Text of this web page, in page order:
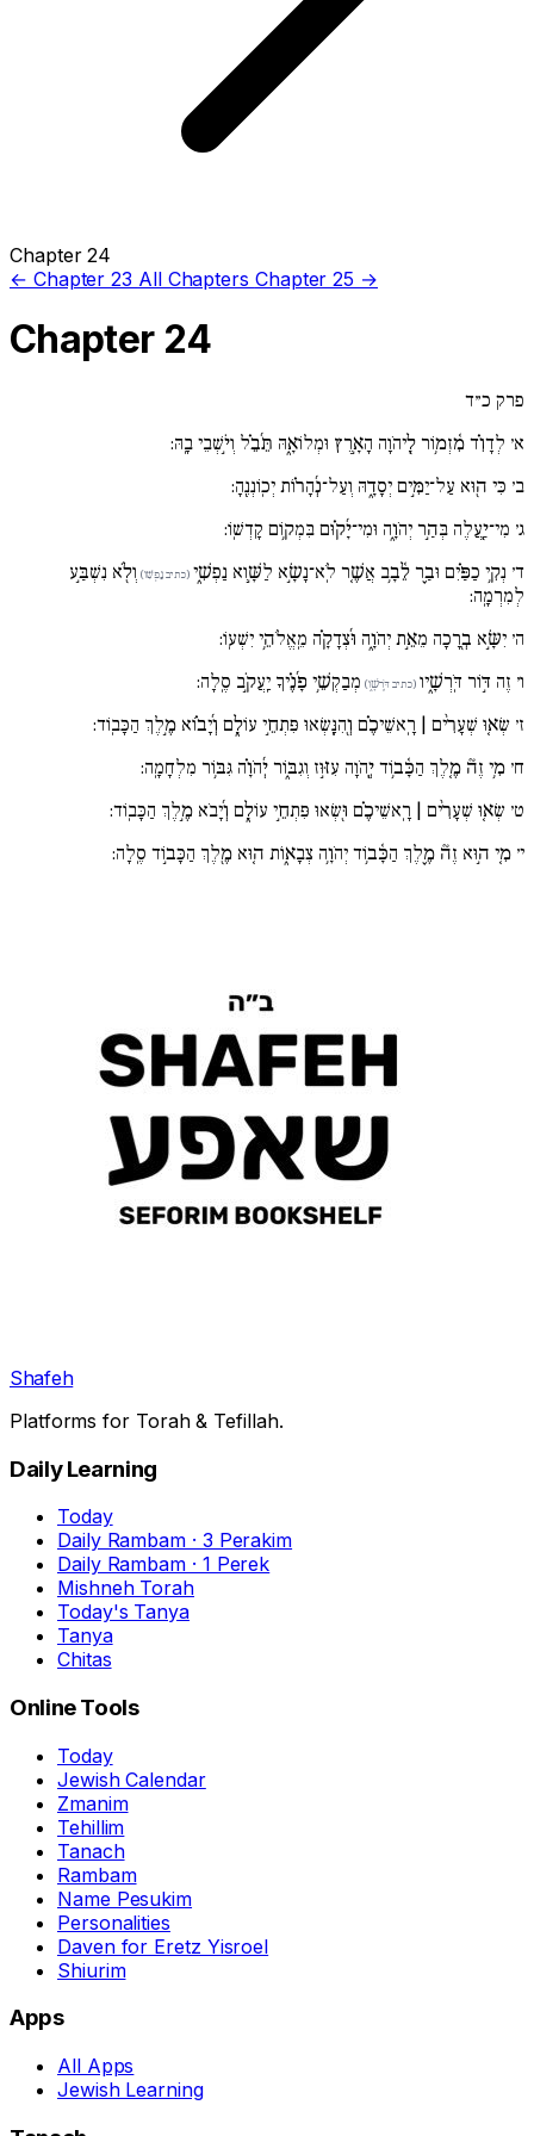
Chapter 24
← Chapter 23 All Chapters Chapter 25 →
Chapter 24
פרק כ״ד
א׳ לְדָוִ֗ד מִ֫זְמ֥וֹר לַֽ֖יהֹוָה הָאָ֣רֶץ וּמְלוֹאָ֑הּ תֵּ֜בֵ֗ל וְיֹ֣שְׁבֵי בָֽהּ:
ב׳ כִּי ה֖וּא עַל־יַמִּ֣ים יְסָדָ֑הּ וְעַל־נְ֜הָר֗וֹת יְכֽוֹנְנֶֽהָ:
ג׳ מִי־יַֽ֖עֲלֶה בְּהַ֣ר יְהֹוָ֑ה וּמִי־יָ֜ק֗וּם בִּמְק֥וֹם קָדְשֽׁוֹ:
ד׳ נְקִ֥י כַפַּ֗יִם וּבַ֪ר לֵ֫בָ֥ב אֲשֶׁ֚ר לֹֽא־נָשָׂ֣א לַשָּׁ֣וְא נַפְשִׁ֑י (כתיב נַפְשִׁו) וְלֹ֖א נִשְׁבַּ֣ע
לְמִרְמָֽה:
ה׳ יִשָּׂ֣א בְ֖רָכָה מֵאֵ֣ת יְהֹוָ֑ה וּ֜צְדָקָ֗ה מֵֽאֱלֹהֵ֥י יִשְׁעֽוֹ:
ו׳ זֶה דּ֣וֹר דֹּֽרְשָׁ֑יו (כתיב דֹּֽרְשָׁ֑ו) מְבַקְשֵׁ֥י פָ֜נֶ֗יךָ יַֽעֲקֹ֣ב סֶֽלָה:
ז׳ שְׂא֚וּ שְׁעָרִ֨ים | רָֽאשֵׁיכֶ֗ם וְ֖הִנָּֽשְׂאוּ פִּתְחֵ֣י עוֹלָ֑ם וְ֜יָב֗וֹא מֶ֣לֶךְ הַכָּבֽוֹד:
ח׳ מִ֥י זֶה֘ מֶ֚לֶךְ הַכָּ֫ב֥וֹד יְֽ֖הֹוָה עִזּ֣וּז וְגִבּ֑וֹר יְ֜הֹוָ֗ה גִּבּ֥וֹר מִלְחָמָֽה:
ט׳ שְׂא֚וּ שְׁעָרִ֨ים | רָֽאשֵׁיכֶ֗ם וּ֖שְׂאוּ פִּתְחֵ֣י עוֹלָ֑ם וְ֜יָבֹא מֶ֣לֶךְ הַכָּבֽוֹד:
י׳ מִ֚י ה֣וּא זֶה֘ מֶ֪לֶךְ הַכָּ֫ב֥וֹד יְהֹוָ֥ה צְבָא֑וֹת ה֚וּא מֶ֖לֶךְ הַכָּב֣וֹד סֶֽלָה:
Shafeh
Platforms for Torah & Tefillah.
Daily Learning
Today
Daily Rambam · 3 Perakim
Daily Rambam · 1 Perek
Mishneh Torah
Today's Tanya
Tanya
Chitas
Online Tools
Today
Jewish Calendar
Zmanim
Tehillim
Tanach
Rambam
Name Pesukim
Personalities
Daven for Eretz Yisroel
Shiurim
Apps
All Apps
Jewish Learning